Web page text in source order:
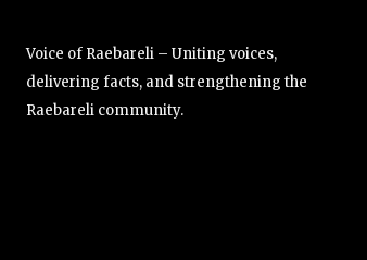
Voice of Raebareli – Uniting voices,
delivering facts, and strengthening the
Raebareli community.